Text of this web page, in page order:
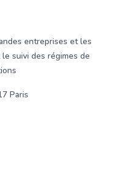
entreprises et les
suivi des régimes de
Paris